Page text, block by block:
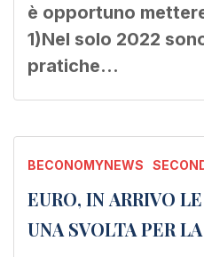
è opportuno
1)Nel solo 2022
pratiche…
BECONOMYNEWS
EURO, IN ARRIVO
UNA SVOLTA PER